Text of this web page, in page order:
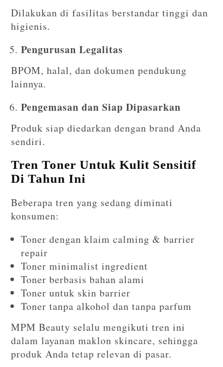
Dilakukan di fasilitas berstandar tinggi dan
higienis.
Pengurusan Legalitas
BPOM, halal, dan dokumen pendukung
lainnya.
Pengemasan dan Siap Dipasarkan
Produk siap diedarkan dengan brand Anda
sendiri.
Tren Toner Untuk Kulit Sensitif
Di Tahun Ini
Beberapa tren yang sedang diminati
konsumen:
Toner dengan klaim calming & barrier
repair
Toner minimalist ingredient
Toner berbasis bahan alami
Toner untuk skin barrier
Toner tanpa alkohol dan tanpa parfum
MPM Beauty selalu mengikuti tren ini
dalam layanan maklon skincare, sehingga
produk Anda tetap relevan di pasar.